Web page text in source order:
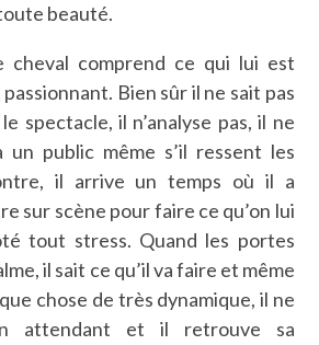
beauté.
cheval comprend ce qui lui est
Bien sûr il ne sait pas
spectacle, il n’analyse pas, il ne
un public même s’il ressent les
il arrive un temps où il a
sur scène pour faire ce qu’on lui
tout stress. Quand les portes
il sait ce qu’il va faire et même
chose de très dynamique, il ne
attendant et il retrouve sa